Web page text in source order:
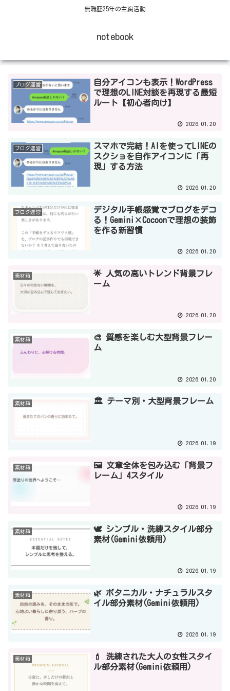
無職歴25年の主腐活動
notebook
ブログ運営
自分アイコンも表示！WordPress
で理想のLINE対談を再現する最短
ルート【初心者向け】
2026.01.20
ブログ運営
スマホで完結！AIを使ってLINEの
スクショを自作アイコンに「再
現」する方法
2026.01.20
ブログ運営
デジタル手帳感覚でブログをデコ
る！Gemini×Cocoonで理想の装飾
を作る新習慣
2026.01.20
素材箱
🌟 人気の高いトレンド背景フレ
ーム
2026.01.20
素材箱
🎨 質感を楽しむ大型背景フレー
ム
2026.01.20
素材箱 🏛️ テーマ別・大型背景フレーム
2026.01.19
素材箱
🖼️ 文章全体を包み込む「背景フ
レーム」4スタイル
2026.01.19
素材箱
🕊️ シンプル・洗練スタイル部分
素材(Gemini依頼用)
2026.01.19
素材箱
🌿 ボタニカル・ナチュラルスタ
イル部分素材(Gemini依頼用)
2026.01.19
素材箱
💄 洗練された大人の女性スタイ
ル部分素材(Gemini依頼用)